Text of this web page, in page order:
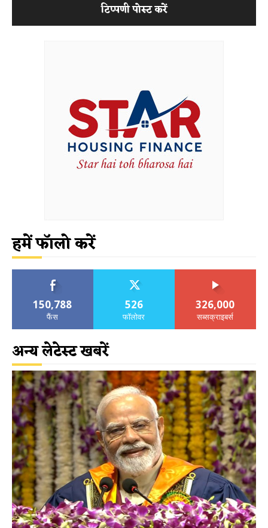
हमें फॉलो करें
150,788
फैंस
526
फॉलोवर
326,000
सब्सक्राइबर्स
अन्य लेटेस्ट खबरें